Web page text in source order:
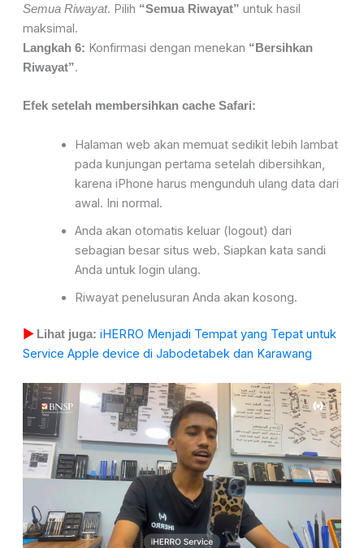
Semua Riwayat. Pilih “Semua Riwayat” untuk hasil
maksimal.
Langkah 6: Konfirmasi dengan menekan “Bersihkan
Riwayat”.
Efek setelah membersihkan cache Safari:
Halaman web akan memuat sedikit lebih lambat
pada kunjungan pertama setelah dibersihkan,
karena iPhone harus mengunduh ulang data dari
awal. Ini normal.
Anda akan otomatis keluar (logout) dari
sebagian besar situs web. Siapkan kata sandi
Anda untuk login ulang.
Riwayat penelusuran Anda akan kosong.
▶Lihat juga: iHERRO Menjadi Tempat yang Tepat untuk
Service Apple device di Jabodetabek dan Karawang